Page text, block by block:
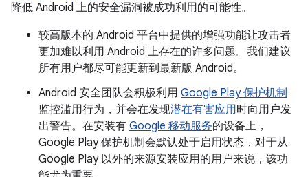
降低 Android 上的安全漏洞被成功利用的可能性。
较高版本的 Android 平台中提供的增强功能让攻击者
更加难以利用 Android 上存在的许多问题。我们建议
所有用户都尽可能更新到最新版 Android。
Android 安全团队会积极利用 Google Play 保护机制
监控滥用行为，并会在发现潜在有害应用时向用户发
出警告。在安装有 Google 移动服务的设备上，
Google Play 保护机制会默认处于启用状态，对于从
Google Play 以外的来源安装应用的用户来说，该功